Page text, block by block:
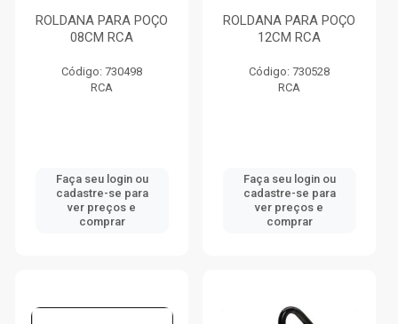
ROLDANA PARA POÇO
08CM RCA
Código: 730498
RCA
Faça seu login ou
cadastre-se para
ver preços e
comprar
ROLDANA PARA POÇO
12CM RCA
Código: 730528
RCA
Faça seu login ou
cadastre-se para
ver preços e
comprar